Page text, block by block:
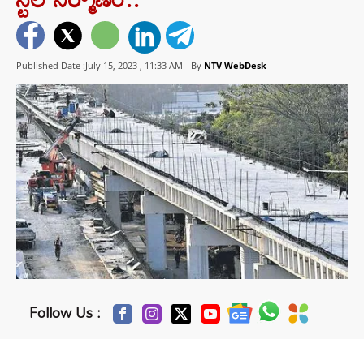
Published Date :July 15, 2023 , 11:33 AM By NTV WebDesk
Follow Us :